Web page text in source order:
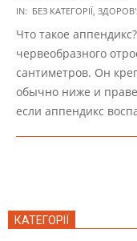
2022-
11-
IN: БЕЗ КАТЕГОРІЇ
Что такое
червеобразного
сантиметров. Он
обычно ниже и
если аппендикс
КАТЕГОРІЇ